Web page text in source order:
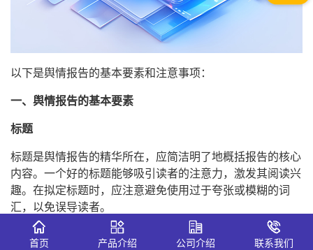
以下是舆情报告的基本要素和注意事项：
一、舆情报告的基本要素
标题
标题是舆情报告的精华所在，应简洁明了地概括报告的核心
内容。一个好的标题能够吸引读者的注意力，激发其阅读兴
趣。在拟定标题时，应注意避免使用过于夸张或模糊的词
汇，以免误导读者。
背景介绍
首页 产品介绍 公司介绍 联系我们